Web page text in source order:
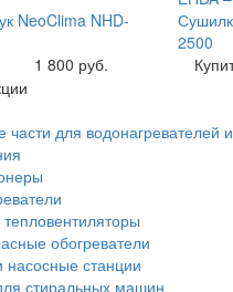
NeoClima NHD-
1 800 руб.
2500
части для водонагревателей
обогреватели
насосные станции
стиральных машин